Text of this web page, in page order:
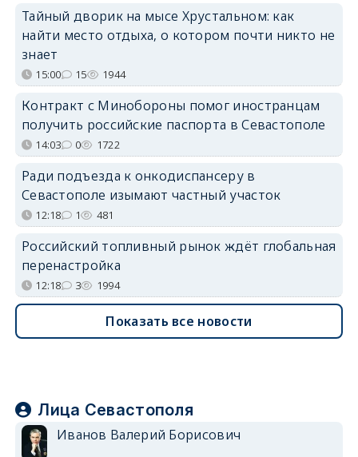
Тайный дворик на мысе Хрустальном: как
найти место отдыха, о котором почти никто не
знает
15:00 15 1944
Контракт с Минобороны помог иностранцам
получить российские паспорта в Севастополе
14:03 0 1722
Ради подъезда к онкодиспансеру в
Севастополе изымают частный участок
12:18 1 481
Российский топливный рынок ждёт глобальная
перенастройка
12:18 3 1994
Показать все новости
Лица Севастополя
Иванов Валерий Борисович